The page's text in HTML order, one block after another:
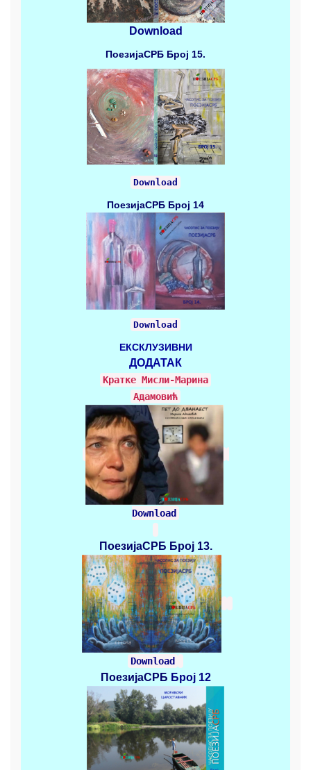
Download
ПоезијаСРБ Број 15.
Download
ПоезијаСРБ Број 14
Download
ЕКСКЛУЗИВНИ
ДОДАТАК
Кратке Mисли-Марина
Адамовић
Download
ПоезијаСРБ Број 13.
Download
ПоезијаСРБ Број 12